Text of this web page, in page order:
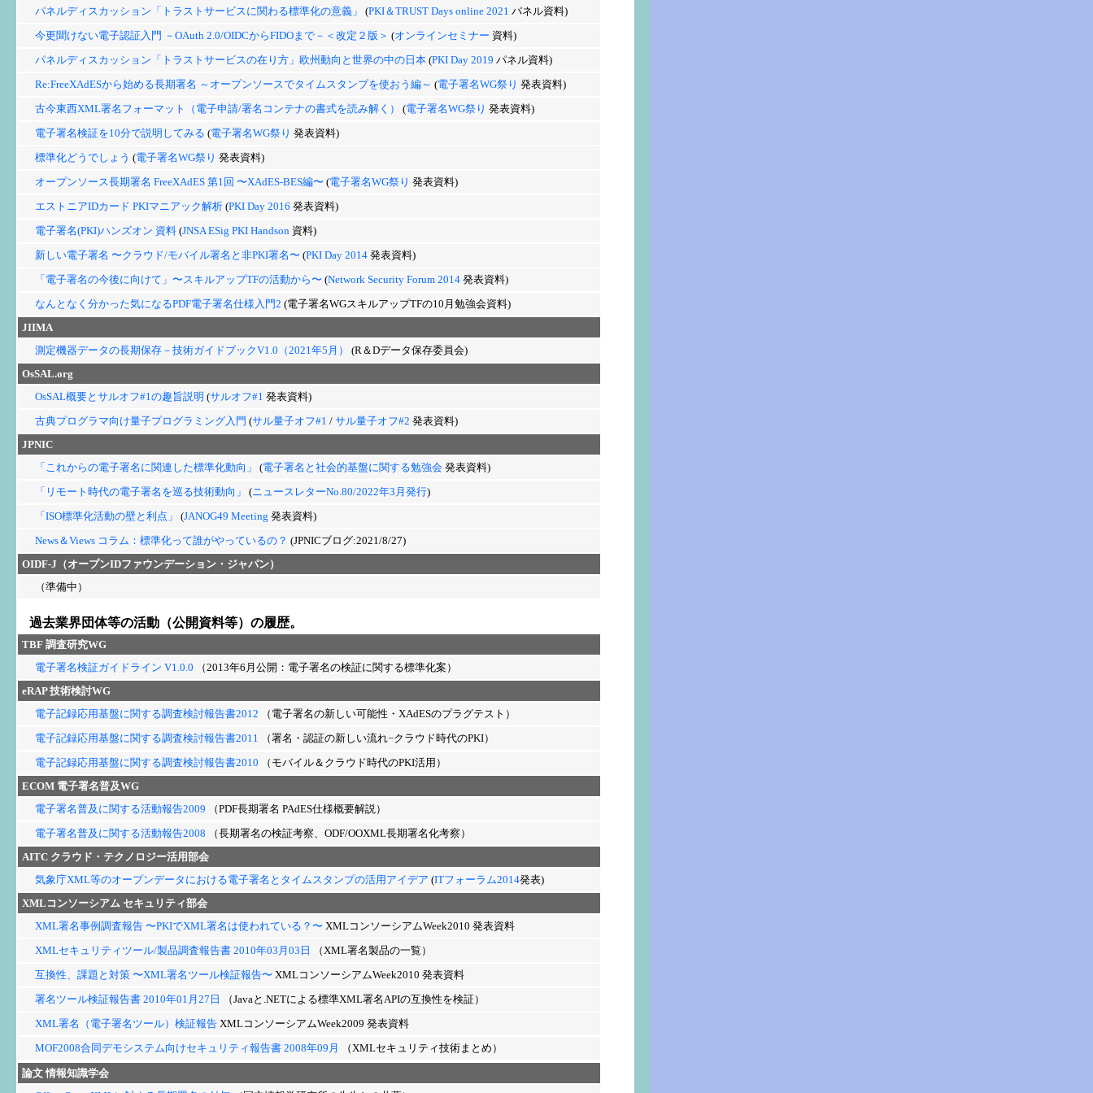
パネルディスカッション「トラストサービスに関わる標準化の意義」 (PKI＆TRUST Days online 2021 パネル資料)
今更聞けない電子認証入門 －OAuth 2.0/OIDCからFIDOまで－＜改定２版＞ (オンラインセミナー 資料)
パネルディスカッション「トラストサービスの在り方」欧州動向と世界の中の日本 (PKI Day 2019 パネル資料)
Re:FreeXAdESから始める長期署名 ～オープンソースでタイムスタンプを使おう編～ (電子署名WG祭り 発表資料)
古今東西XML署名フォーマット（電子申請/署名コンテナの書式を読み解く）
(電子署名WG祭り 発表資料)
電子署名検証を10分で説明してみる (電子署名WG祭り 発表資料)
標準化どうでしょう (電子署名WG祭り 発表資料)
オープンソース長期署名 FreeXAdES 第1回 〜XAdES-BES編〜 (電子署名WG祭り 発表資料)
エストニアIDカード PKIマニアック解析 (PKI Day 2016 発表資料)
電子署名(PKI)ハンズオン 資料 (JNSA ESig PKI Handson 資料)
新しい電子署名 〜クラウド/モバイル署名と非PKI署名〜 (PKI Day 2014 発表資料)
「電子署名の今後に向けて」〜スキルアップTFの活動から〜 (Network Security Forum 2014 発表資料)
なんとなく分かった気になるPDF電子署名仕様入門2 (電子署名WGスキルアップTFの10月勉強会資料)
JIIMA
測定機器データの長期保存－技術ガイドブックV1.0（2021年5月）
(R＆Dデータ保存委員会)
OsSAL.org
OsSAL概要とサルオフ#1の趣旨説明 (サルオフ#1 発表資料)
古典プログラマ向け量子プログラミング入門 (サル量子オフ#1 / サル量子オフ#2 発表資料)
JPNIC
「これからの電子署名に関連した標準化動向」
(電子署名と社会的基盤に関する勉強会 発表資料)
「リモート時代の電子署名を巡る技術動向」
(ニュースレターNo.80/2022年3月発行)
「ISO標準化活動の壁と利点」
(JANOG49 Meeting 発表資料)
News＆Views コラム：標準化って誰がやっているの？ (JPNICブログ:2021/8/27)
OIDF-J（オープンIDファウンデーション・ジャパン）
（準備中）
過去業界団体等の活動（公開資料等）の履歴。
TBF 調査研究WG
電子署名検証ガイドライン V1.0.0 （2013年6月公開：電子署名の検証に関する標準化案）
eRAP技術検討WG
電子記録応用基盤に関する調査検討報告書2012 （電子署名の新しい可能性・XAdESのプラグテスト）
電子記録応用基盤に関する調査検討報告書2011 （署名・認証の新しい流れ−クラウド時代のPKI）
電子記録応用基盤に関する調査検討報告書2010 （モバイル＆クラウド時代のPKI活用）
ECOM 電子署名普及WG
電子署名普及に関する活動報告2009 （PDF長期署名 PAdES仕様概要解説）
電子署名普及に関する活動報告2008 （長期署名の検証考察、ODF/OOXML長期署名化考察）
AITC クラウド・テクノロジー活用部会
気象庁XML等のオープンデータにおける電子署名とタイムスタンプの活用アイデア (ITフォーラム2014発表)
XMLコンソーシアム セキュリティ部会
XML署名事例調査報告 〜PKIでXML署名は使われている？〜 XMLコンソーシアムWeek2010 発表資料
XMLセキュリティツール/製品調査報告書 2010年03月03日
（XML署名製品の一覧）
互換性、課題と対策 〜XML署名ツール検証報告〜 XMLコンソーシアムWeek2010 発表資料
署名ツール検証報告書 2010年01月27日
（Javaと.NETによる標準XML署名APIの互換性を検証）
XML署名（電子署名ツール）検証報告 XMLコンソーシアムWeek2009 発表資料
MOF2008合同デモシステム向けセキュリティ報告書 2008年09月
（XMLセキュリティ技術まとめ）
論文情報知識学会